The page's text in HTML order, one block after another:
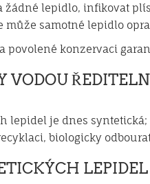
lepidlo, infikovat
může samotné lepidlo
povolené konzervaci
VODOU
lepidel je dnes
biologicky